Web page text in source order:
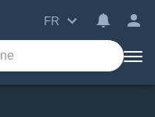
FR